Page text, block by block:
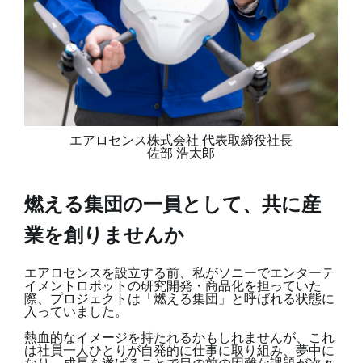
エアロセンス株式会社 代表取締役社長
佐部 浩太郎
燃える集団の一員として、共に産
業を創りませんか
エアロセンスを設立する前、私がソニーでエンターテ
イメントロボットの研究開発・商品化を担っていた
際、プロジェクトは「燃える集団」と呼ばれる状態に
入っていました。
熱血的なイメージを持たれるかもしれませんが、これ
は社員一人ひとりが自発的に仕事に取り組み、夢中に